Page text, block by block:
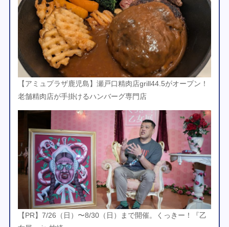
【アミュプラザ鹿児島】瀬戸口精肉店grill44.5がオープン！
老舗精肉店が手掛けるハンバーグ専門店
【PR】7/26（日）〜8/30（日）まで開催。くっきー！『乙